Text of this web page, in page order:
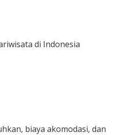
di Indonesia
biaya akomodasi, dan